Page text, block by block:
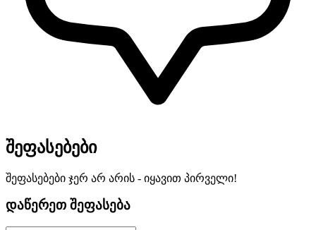
შეფასებები
შეფასებები ჯერ არ არის - იყავით პირველი!
დაწერეთ შეფასება